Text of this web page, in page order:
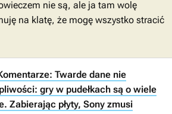
nie są, ale ja tam wolę
na klatę, że mogę wszystko stracić
Twarde dane nie
gry w pudełkach są o wiele
Zabierając płyty, Sony zmusi